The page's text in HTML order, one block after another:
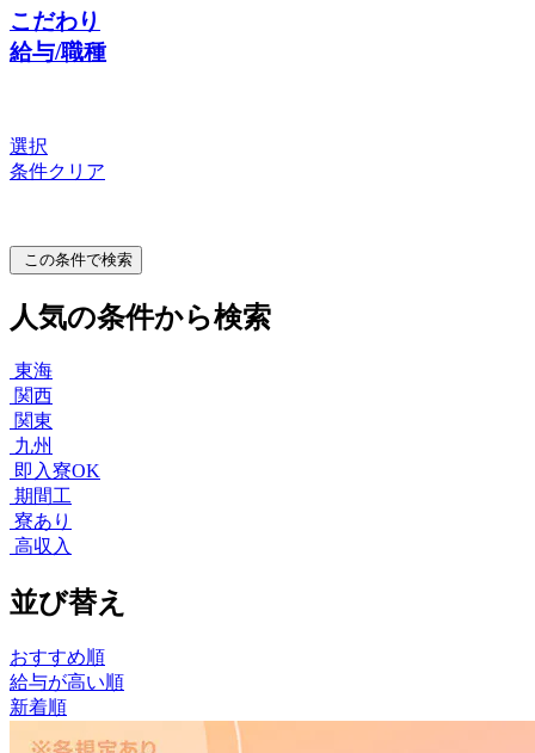
こだわり
給与/職種
選択
条件クリア
この条件で検索
人気の条件から検索
東海
関西
関東
九州
即入寮OK
期間工
寮あり
高収入
並び替え
おすすめ順
給与が高い順
新着順